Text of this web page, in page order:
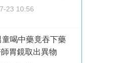
23 10:56
童喝中藥竟吞下藥
胃鏡取出異物